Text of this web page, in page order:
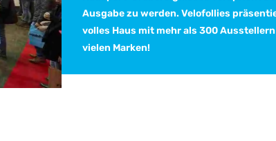
Ausgabe zu werden. Velofollies
volles Haus mit mehr als 300
vielen Marken!